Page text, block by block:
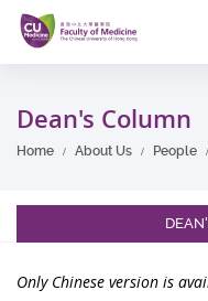
Skip
main
content
Dean's Column
Home About Us People
Only Chinese version is